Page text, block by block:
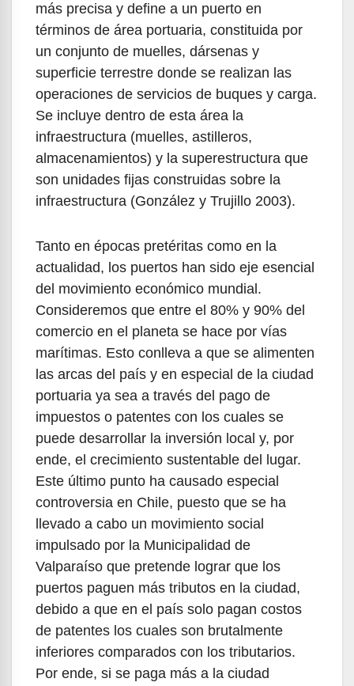
más precisa y define a un puerto en
términos de área portuaria, constituida por
un conjunto de muelles, dársenas y
superficie terrestre donde se realizan las
operaciones de servicios de buques y carga.
Se incluye dentro de esta área la
infraestructura (muelles, astilleros,
almacenamientos) y la superestructura que
son unidades fijas construidas sobre la
infraestructura (González y Trujillo 2003).
Tanto en épocas pretéritas como en la
actualidad, los puertos han sido eje esencial
del movimiento económico mundial.
Consideremos que entre el 80% y 90% del
comercio en el planeta se hace por vías
marítimas. Esto conlleva a que se alimenten
las arcas del país y en especial de la ciudad
portuaria ya sea a través del pago de
impuestos o patentes con los cuales se
puede desarrollar la inversión local y, por
ende, el crecimiento sustentable del lugar.
Este último punto ha causado especial
controversia en Chile, puesto que se ha
llevado a cabo un movimiento social
impulsado por la Municipalidad de
Valparaíso que pretende lograr que los
puertos paguen más tributos en la ciudad,
debido a que en el país solo pagan costos
de patentes los cuales son brutalmente
inferiores comparados con los tributarios.
Por ende, si se paga más a la ciudad